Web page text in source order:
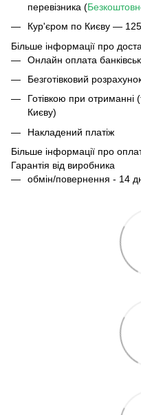
перевізника (
Кур'єром по Києву —
Більше інформації про
Онлайн оплата
Безготівковий
Готівкою при отриманні
Києву)
Накладений платіж
Більше інформації про
Гарантія від виробника
обмін/повернення - 14